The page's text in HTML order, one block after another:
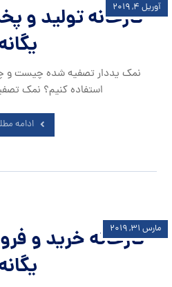
کارخانه تولید وآوریل ۴, ۲۰۱۹
نمک یددار تصفیه شده چیست و
استفاده کنیم؟ نمک
ادامه
کارخانه خرید ومارس ۳۱, ۲۰۱۹